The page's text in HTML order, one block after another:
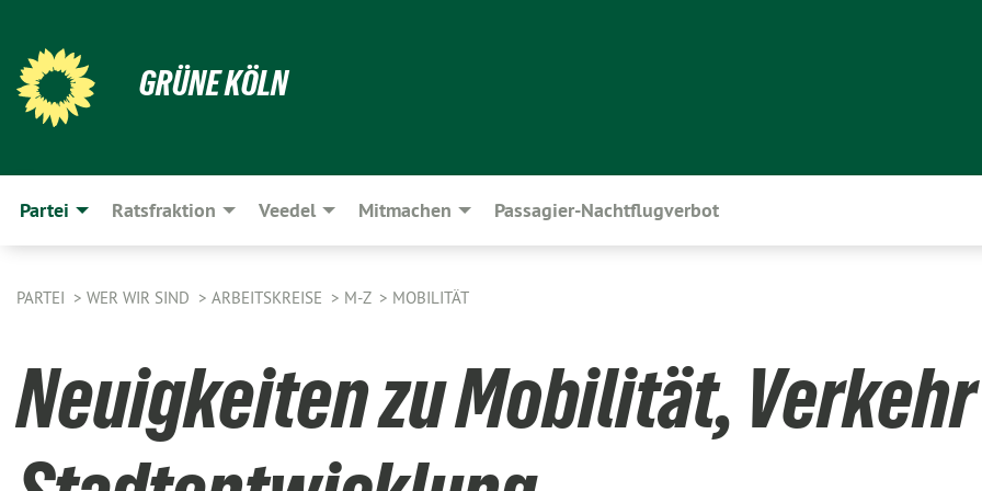
GRÜNE KÖLN
Partei Ratsfraktion Veedel Mitmachen Passagier-Nachtflugverbot
PARTEI WER WIR SIND ARBEITSKREISE M-Z MOBILITÄT
Neuigkeiten zu Mobilität,